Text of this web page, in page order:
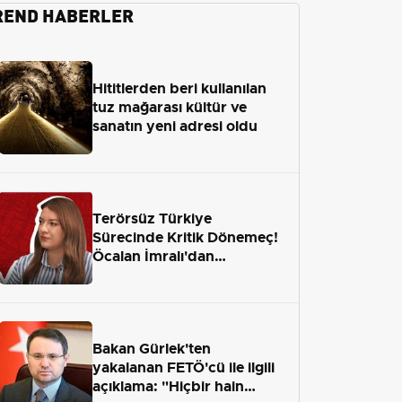
HABERLER
Hititlerden beri kullanılan
tuz mağarası kültür ve
sanatın yeni adresi oldu
Terörsüz Türkiye
Sürecinde Kritik Dönemeç!
Öcalan İmralı'dan
Bakan Gürlek'ten
yakalanan FETÖ'cü ile ilgili
açıklama: "Hiçbir hain